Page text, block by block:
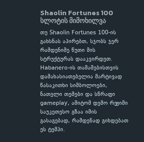
Shaolin Fortunes 100
სლოტის მიმოხილვა
თუ Shaolin Fortunes 100-ის
გახსნას აპირებთ, სჯობს ჯერ
რამდენიმე წუთი მის
სტრუქტურას დააკვირდეთ.
Habanero-ის თამაშებისთვის
დამახასიათებელია მარტივად
წასაკითხი სიმბოლოები,
ნათელი თემები და სწრაფი
gameplay, ამიტომ დემო რეჟიმი
საუკეთესო გზაა იმის
გასაგებად, რამდენად გიხდებათ
ეს ტემპი.